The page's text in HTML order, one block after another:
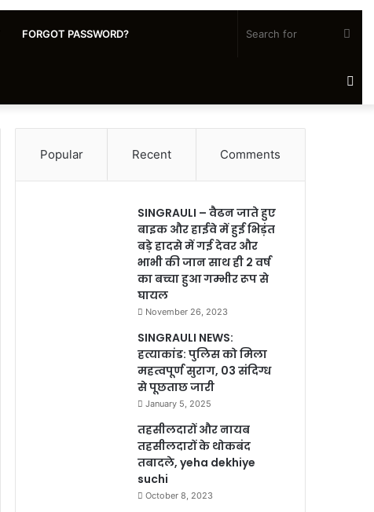
FORGOT PASSWORD?
for
Popular Recent Comments
SINGRAULI – वैढन जाते हुए
बाइक और हाईवे में हुई भिड़ंत
बड़े हादसे में गई देवर और
भाभी की जान साथ ही 2 वर्ष
का बच्चा हुआ गम्भीर रूप से
घायल
November 26, 2023
SINGRAULI NEWS:
हत्याकांड: पुलिस को मिला
महत्वपूर्ण सुराग, 03 संदिग्ध
से पूछताछ जारी
January 5, 2025
तहसीलदारों और नायब
तहसीलदारों के थोकबंद
तबादले, yeha dekhiye
suchi
October 8, 2023